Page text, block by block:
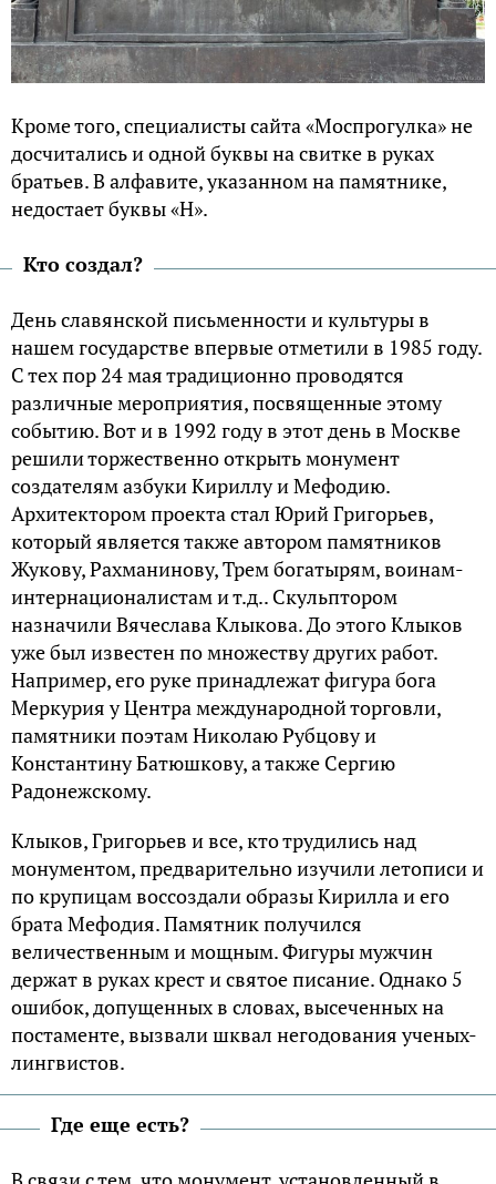
Кроме того, специалисты сайта «Моспрогулка» не
досчитались и одной буквы на свитке в руках
братьев. В алфавите, указанном на памятнике,
недостает буквы «Н».
Кто создал?
День славянской письменности и культуры в
нашем государстве впервые отметили в 1985 году.
С тех пор 24 мая традиционно проводятся
различные мероприятия, посвященные этому
событию. Вот и в 1992 году в этот день в Москве
решили торжественно открыть монумент
создателям азбуки Кириллу и Мефодию.
Архитектором проекта стал Юрий Григорьев,
который является также автором памятников
Жукову, Рахманинову, Трем богатырям, воинам-
интернационалистам и т.д.. Скульптором
назначили Вячеслава Клыкова. До этого Клыков
уже был известен по множеству других работ.
Например, его руке принадлежат фигура бога
Меркурия у Центра международной торговли,
памятники поэтам Николаю Рубцову и
Константину Батюшкову, а также Сергию
Радонежскому.
Клыков, Григорьев и все, кто трудились над
монументом, предварительно изучили летописи и
по крупицам воссоздали образы Кирилла и его
брата Мефодия. Памятник получился
величественным и мощным. Фигуры мужчин
держат в руках крест и святое писание. Однако 5
ошибок, допущенных в словах, высеченных на
постаменте, вызвали шквал негодования ученых-
лингвистов.
Где еще есть?